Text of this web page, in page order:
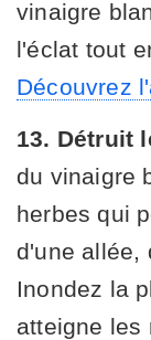
vinaigre
l'éclat tout
Découvrez
13. Détruit
du vinaigre
herbes qui
d'une allée,
Inondez la
atteigne les